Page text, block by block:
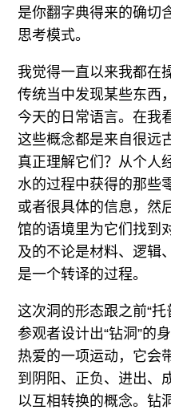
是你翻字典得来的确切
思考模式。
我觉得一直以来我都在
传统当中发现某些东西
今天的日常语言。在我
这些概念都是来自很远
真正理解它们？从个人
水的过程中获得的那些
或者很具体的信息，然
馆的语境里为它们找到
及的不论是材料、逻辑
是一个转译的过程。
这次洞的形态跟之前“
参观者设计出“钻洞”的
热爱的一项运动，它会
到阴阳、正负、进出、
以互相转换的概念。钻